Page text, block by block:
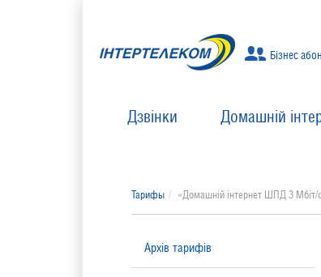
Бізнес
Дзвінки Домашній
Тарифы «Домашній інтернет ШПД 3 Мбіт/
Архів тарифів